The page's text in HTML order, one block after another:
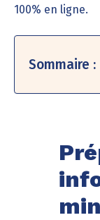
100% en ligne.
Sommaire :